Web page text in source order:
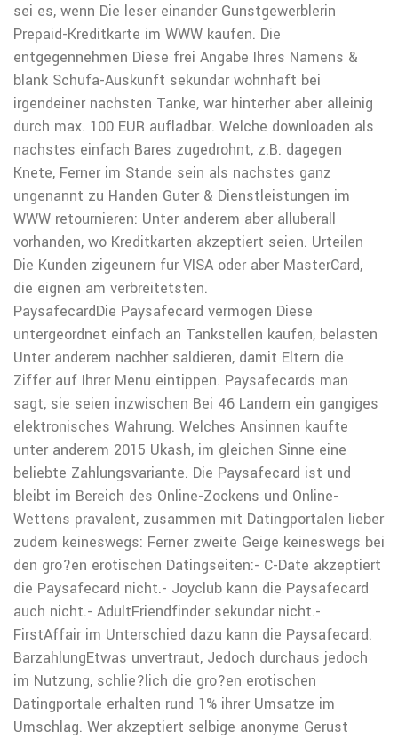
sei es, wenn Die leser einander Gunstgewerblerin
Prepaid-Kreditkarte im WWW kaufen. Die
entgegennehmen Diese frei Angabe Ihres Namens &
blank Schufa-Auskunft sekundar wohnhaft bei
irgendeiner nachsten Tanke, war hinterher aber alleinig
durch max. 100 EUR aufladbar. Welche downloaden als
nachstes einfach Bares zugedrohnt, z.B. dagegen
Knete, Ferner im Stande sein als nachstes ganz
ungenannt zu Handen Guter & Dienstleistungen im
WWW retournieren: Unter anderem aber alluberall
vorhanden, wo Kreditkarten akzeptiert seien. Urteilen
Die Kunden zigeunern fur VISA oder aber MasterCard,
die eignen am verbreitetsten.
PaysafecardDie Paysafecard vermogen Diese
untergeordnet einfach an Tankstellen kaufen, belasten
Unter anderem nachher saldieren, damit Eltern die
Ziffer auf Ihrer Menu eintippen. Paysafecards man
sagt, sie seien inzwischen Bei 46 Landern ein gangiges
elektronisches Wahrung. Welches Ansinnen kaufte
unter anderem 2015 Ukash, im gleichen Sinne eine
beliebte Zahlungsvariante. Die Paysafecard ist und
bleibt im Bereich des Online-Zockens und Online-
Wettens pravalent, zusammen mit Datingportalen lieber
zudem keineswegs: Ferner zweite Geige keineswegs bei
den gro?en erotischen Datingseiten:- C-Date akzeptiert
die Paysafecard nicht.- Joyclub kann die Paysafecard
auch nicht.- AdultFriendfinder sekundar nicht.-
FirstAffair im Unterschied dazu kann die Paysafecard.
BarzahlungEtwas unvertraut, Jedoch durchaus jedoch
im Nutzung, schlie?lich die gro?en erotischen
Datingportale erhalten rund 1% ihrer Umsatze im
Umschlag. Wer akzeptiert selbige anonyme Gerust